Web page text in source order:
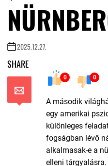
2025.12.27.
SHARE
0 0
A második
egy amerikai
különleges
fogságban lévő
alkalmasak-e a
elleni